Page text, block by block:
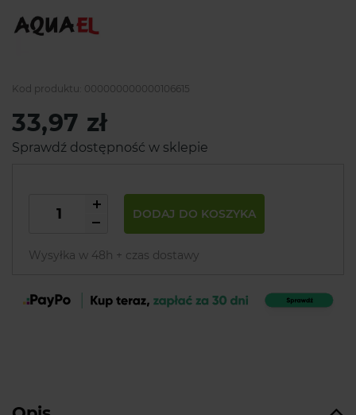
Kod produktu: 000000000000106615
33,97 zł
Sprawdź dostępność w sklepie
DODAJ DO KOSZYKA
Wysyłka w 48h + czas dostawy